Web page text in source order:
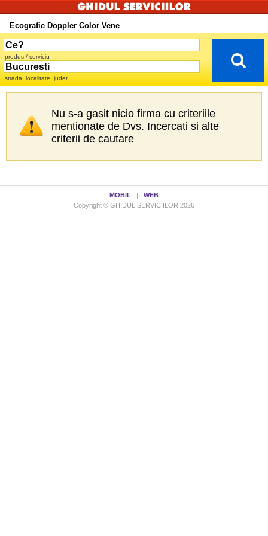
Ecografie Doppler Color Vene
produs / serviciu
strada, localitate, judet
Nu s-a gasit nicio firma cu criteriile
mentionate de Dvs. Incercati si alte
criterii de cautare
MOBIL
WEB
Copyright © GHIDUL SERVICIILOR 2026